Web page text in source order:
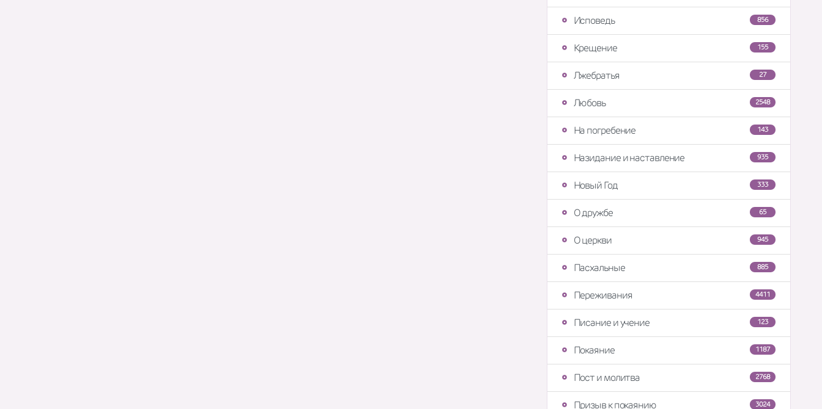
856
Исповедь
155
Крещение
27
Лжебратья
2548
Любовь
143
На погребение
935
Назидание и наставление
333
Новый Год
65
О дружбе
945
О церкви
885
Пасхальные
4411
Переживания
123
Писание и учение
1187
Покаяние
2768
Пост и молитва
3024
Призыв к покаянию